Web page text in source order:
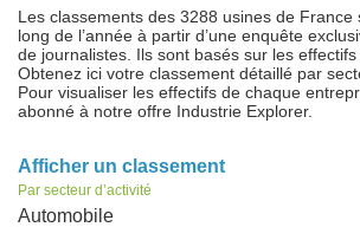
Les classements des 3288 usines de France
long de l’année à partir d’une enquête
de journalistes. Ils sont basés sur les effectifs
Obtenez ici votre classement détaillé par
Pour visualiser les effectifs de chaque
abonné à notre offre Industrie Explorer.
Afficher un classement
Par secteur d’activité
Automobile